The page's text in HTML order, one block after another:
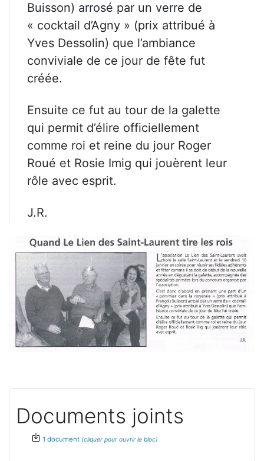
Buisson) arrosé par un verre de
« cocktail d’Agny » (prix attribué à
Yves Dessolin) que l’ambiance
conviviale de ce jour de fête fut
créée.
Ensuite ce fut au tour de la galette
qui permit d’élire officiellement
comme roi et reine du jour Roger
Roué et Rosie Imig qui jouèrent leur
rôle avec esprit.
J.R.
Documents joints
1 document